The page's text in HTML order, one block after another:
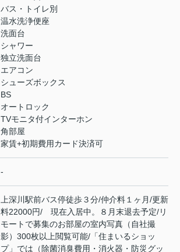
バス・トイレ別
温水洗浄便座
洗面台
シャワー
独立洗面台
エアコン
シューズボックス
BS
オートロック
TVモニタ付インターホン
角部屋
家賃+初期費用カード決済可
-
上深川駅前バス停徒歩３分/仲介料１ヶ月/更新
料22000円/ 現在入居中。８月末退去予定/リ
モートで募集のお部屋の室内写真（自社撮
影）300枚以上閲覧可能/「住まいるショッ
プ」では（除菌消臭費用・消火器・防災グッ